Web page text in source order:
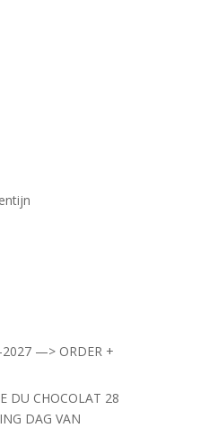
2027 —> ORDER +
DU CHOCOLAT 28
DAG VAN